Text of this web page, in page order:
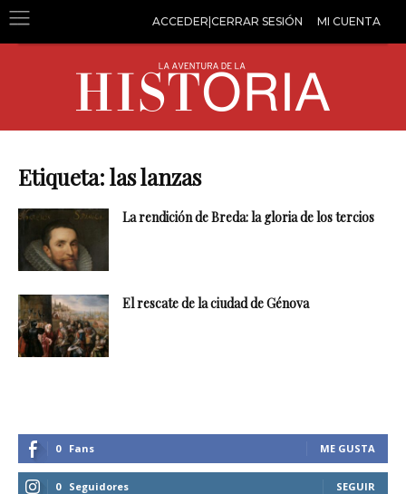
ACCEDER|CERRAR SESIÓN MI CUENTA
Etiqueta: las lanzas
La rendición de Breda: la gloria de los tercios
El rescate de la ciudad de Génova
0 Fans ME GUSTA
0 Seguidores SEGUIR